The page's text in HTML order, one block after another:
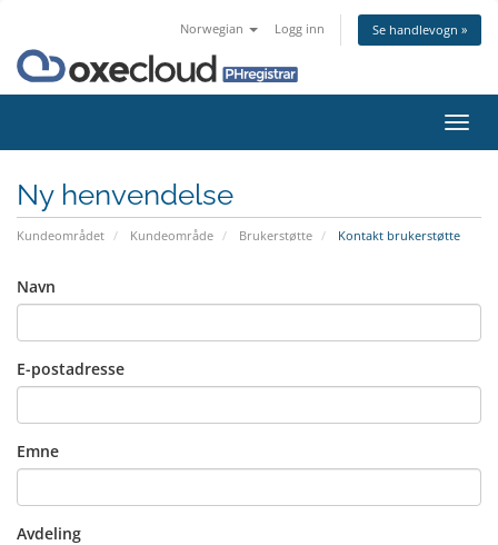
Norwegian Logg inn Se handlevogn »
Bytt
Ny henvendelse
Kundeområdet Kundeområde Brukerstøtte Kontakt brukerstøtte
Navn
E-postadresse
Emne
Avdeling